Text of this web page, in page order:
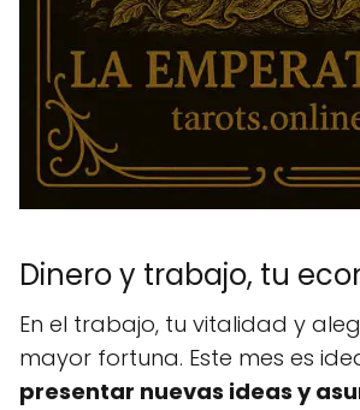
Dinero y trabajo, tu
En el trabajo, tu vitalidad y
mayor fortuna. Este mes es
presentar nuevas ideas y